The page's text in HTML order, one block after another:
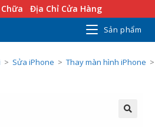
Địa Chỉ Cửa Hàng
Sản phẩm
> Sửa iPhone > Thay màn hình iPhone >